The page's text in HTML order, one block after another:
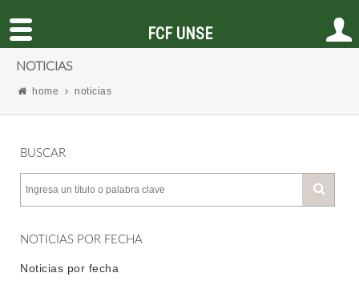
NOTICIAS
home noticias
BUSCAR
NOTICIAS POR FECHA
Noticias por fecha
FCF UNSE